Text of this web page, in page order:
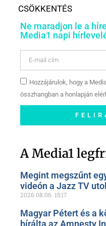
CSÖKKENTÉS
Ne maradjon le a
Media1 napi
Hozzájárulok, hogy a
összhangban a honlapján
oldalunkon!
A Media1
Megint megszűnt
videón a Jazz TV
2026.08.06. 15:17
Magyar Pétert és a
bírálta az Amnesty